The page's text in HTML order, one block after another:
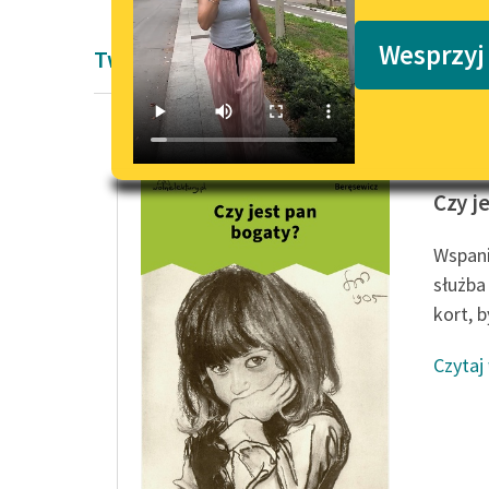
Twórczość okresu współczesności
Czy
kort,
Czytaj